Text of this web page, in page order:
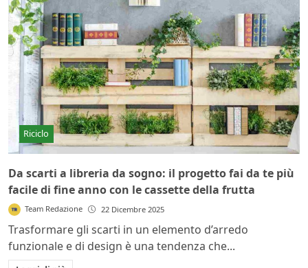
Riciclo
Da scarti a libreria da sogno: il progetto fai da te più
facile di fine anno con le cassette della frutta
Team Redazione 22 Dicembre 2025
Trasformare gli scarti in un elemento d’arredo
funzionale e di design è una tendenza che...